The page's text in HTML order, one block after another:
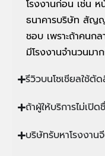
โรงงานก่อน เช่น
ธนาคารบริษัท สัญ
ชอบ เพราะถ้าคนก
มีโรงงานจำนวนม
รีวิวบนโซเชียลใช้ตั
ถ้าผู้ให้บริการไม่เปิ
บริษัทรับหาโรงงาน